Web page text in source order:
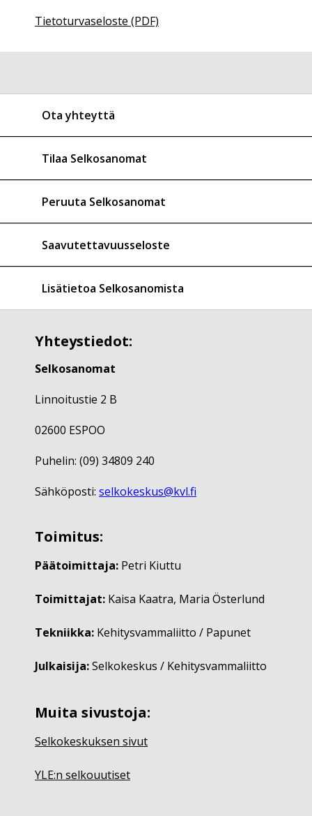
Tietoturvaseloste (PDF)
Ota yhteyttä
Tilaa Selkosanomat
Peruuta Selkosanomat
Saavutettavuusseloste
Lisätietoa Selkosanomista
Yhteystiedot:
Selkosanomat
Linnoitustie 2 B
02600 ESPOO
Puhelin: (09) 34809 240
Sähköposti: selkokeskus@kvl.fi
Toimitus:
Päätoimittaja: Petri Kiuttu
Toimittajat: Kaisa Kaatra, Maria Österlund
Tekniikka: Kehitysvammaliitto / Papunet
Julkaisija:Selkokeskus / Kehitysvammaliitto
Muita sivustoja:
Selkokeskuksen sivut
YLE:n selkouutiset